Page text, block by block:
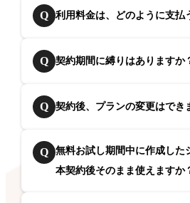
Q 利用料金は、どのように支払
Q 契約期間に縛りはありますか
Q 契約後、プランの変更はでき
Q
無料お試し期間中に作成した
本契約後そのまま使えますか